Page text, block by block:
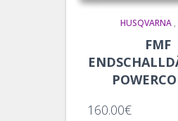
HUSQVARNA,
FMF
160.00€